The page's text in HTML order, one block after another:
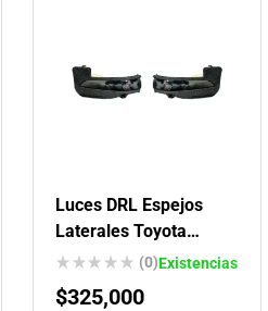
Luces DRL Espejos
Laterales Toyota
Fortuner- Hilux 2017 +
(0)Existencias
$325,000